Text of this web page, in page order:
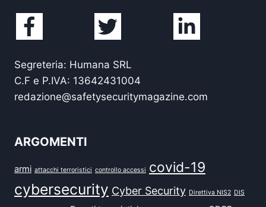
Segreteria: Humana SRL
C.F e P.IVA: 13642431004
redazione@safetysecuritymagazine.com
ARGOMENTI
armi attacchi terroristici controllo accessi covid-19
cybersecurity Cyber Security Direttiva NIS2 DIS